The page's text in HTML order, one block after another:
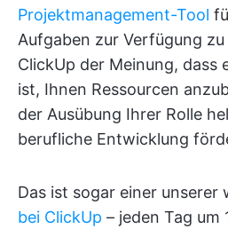
Projektmanagement-Tool
Aufgaben zur Verfügung
ClickUp der Meinung, dass
ist, Ihnen Ressourcen
der Ausübung Ihrer Rolle
berufliche Entwicklung
Das ist sogar einer unserer
bei ClickUp – jeden Tag um